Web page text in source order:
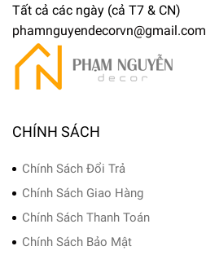
Tất cả các ngày (cả T7 & CN)
phamnguyendecorvn@gmail.com
CHÍNH SÁCH
Chính Sách Đổi Trả
Chính Sách Giao Hàng
Chính Sách Thanh Toán
Chính Sách Bảo Mật